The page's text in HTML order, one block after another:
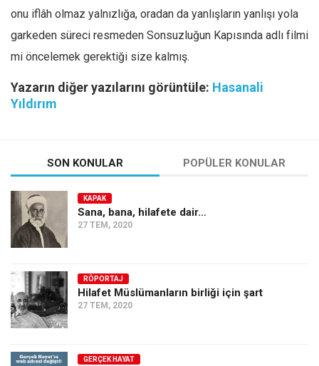
onu iflâh olmaz yalnızlığa, oradan da yanlışların yanlışı yola
garkeden süreci resmeden Sonsuzluğun Kapısında adlı filmi
mi öncelemek gerektiği size kalmış.
Yazarın diğer yazılarını görüntüle: Hasanali
Yıldırım
SON KONULAR POPÜLER KONULAR
KAPAK
Sana, bana, hilafete dair…
27 TEM, 2020
RÖPORTAJ
Hilafet Müslümanların birliği için şart
27 TEM, 2020
GERÇEK HAYAT